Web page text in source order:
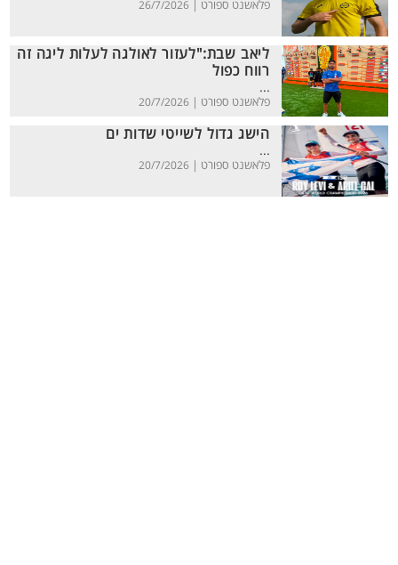
פלאשנט ספורט | 26/7/2026
ליאב שבת:"לעזור לאולגה לעלות ליגה זה
רווח כפול
...
פלאשנט ספורט | 20/7/2026
הישג גדול לשייטי שדות ים
...
פלאשנט ספורט | 20/7/2026